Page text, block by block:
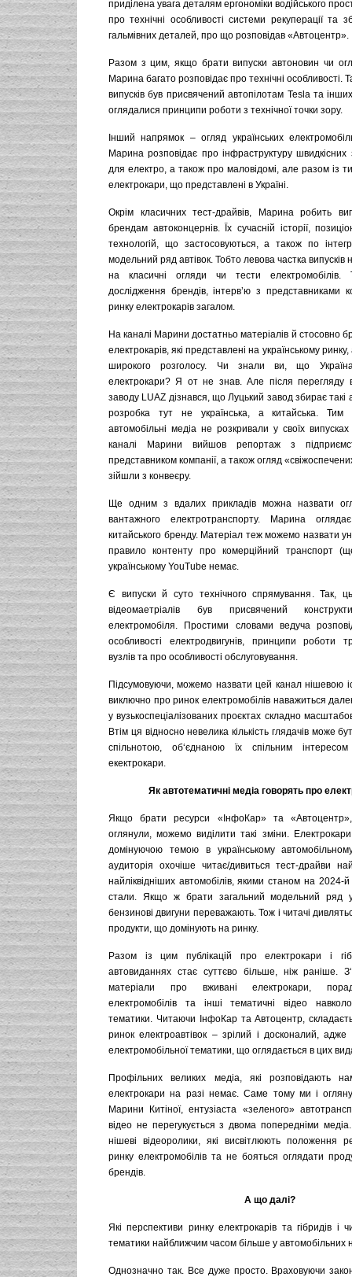
приділена увага деталям ергономіки водійського
про технічні особливості системи рекуперації та
гальмівних деталей, про що розповідав «Автоцентр».
Разом з цим, якщо брати випуски автоновин чи
Марина багато розповідає про технічні особливості.
випусків був присвячений автопілотам Tesla та
оглядалися принципи роботи з технічної точки зору.
Інший напрямок – огляд українських
Марина розповідає про інфраструктуру швидкісних
для електро, а також про маловідомі, але разом із
електрокари, що представлені в Україні.
Окрім класичних тест-драйвів, Марина робить
брендам автоконцернів. Їх сучасній історії,
технологій, що застосовуються, а також по
модельний ряд автівок. Тобто левова частка випусків
на класичні огляди чи тести
дослідження брендів, інтервʼю з представниками
ринку електрокарів загалом.
На каналі Марини достатньо матеріалів й стосовно
електрокарів, які представлені на українському
широкого розголосу. Чи знали ви, що
електрокари? Я от не знав. Але після перегляду
заводу LUAZ дізнався, що Луцький завод збирає такі
розробка тут не українська, а китайська.
автомобільні медіа не розкривали у своїх
каналі Марини вийшов репортаж з
представником компанії, а також огляд
зійшли з конвеєру.
Ще одним з вдалих прикладів можна назвати
вантажного електротранспорту. Марина
китайського бренду. Матеріал теж можемо назвати
правило контенту про комерційний транспорт
українському YouTube немає.
Є випуски й суто технічного спрямування. Так,
відеомаетріалів був присвячений
електромобіля. Простими словами ведуча
особливості електродвигунів, принципи роботи
вузлів та про особливості обслуговування.
Підсумовуючи, можемо назвати цей канал нішевою
виключно про ринок електромобілів наважиться
у вузькоспеціалізованих проєктах складно
Втім ця відносно невелика кількість глядачів може
спільнотою, об‘єднаною їх спільним
екектрокари.
Як автотематичні медіа говорять про
Якщо брати ресурси «ІнфоКар» та
оглянули, можемо виділити такі зміни.
домінуючою темою в українському
аудиторія охочіше читає/дивиться тест-драйви
найліквідніших автомобілів, якими станом на 2024-
стали. Якщо ж брати загальний модельний ряд у
бензинові двигуни переважають. Тож і читачі
продукти, що домінують на ринку.
Разом із цим публікацій про електрокари і
автовиданнях стає суттєво більше, ніж раніше.
матеріали про вживані електрокари,
електромобілів та інші тематичні відео
тематики. Читаючи ІнфоКар та Автоцентр,
ринок електроавтівок – зрілий і досконалий, адже
електромобільної тематики, що оглядається в цих
Профільних великих медіа, які розповідають
електрокари на разі немає. Саме тому ми і
Марини Китіної, ентузіаста «зеленого»
відео не перегукується з двома попередніми
нішеві відеоролики, які висвітлюють положення
ринку електромобілів та не бояться оглядати
брендів.
А що далі?
Які перспективи ринку електрокарів та гібридів і
тематики найближчим часом більше у автомобільних
Однозначно так. Все дуже просто. Враховуючи